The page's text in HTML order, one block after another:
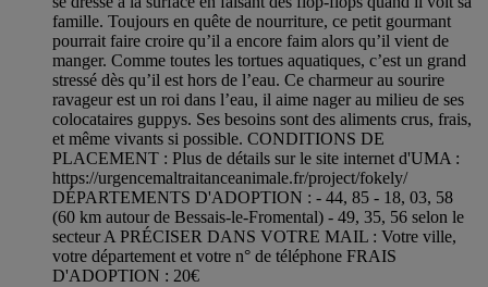
famille. Toujours en quête de nourriture, ce petit gourmant
pourrait faire croire qu’il a encore faim alors qu’il vient de
manger. Comme toutes les tortues aquatiques, c’est un grand
stressé dès qu’il est hors de l’eau. Ce charmeur au sourire
ravageur est un roi dans l’eau, il aime nager au milieu de ses
colocataires guppys. Ses besoins sont des aliments crus, frais,
et même vivants si possible. CONDITIONS DE
PLACEMENT : Plus de détails sur le site internet d'UMA :
https://urgencemaltraitanceanimale.fr/project/fokely/
DÉPARTEMENTS D'ADOPTION : - 44, 85 - 18, 03, 58
(60 km autour de Bessais-le-Fromental) - 49, 35, 56 selon le
secteur A PRÉCISER DANS VOTRE MAIL : Votre ville,
votre département et votre n° de téléphone FRAIS
D'ADOPTION : 20€